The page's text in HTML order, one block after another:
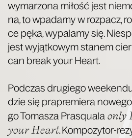
wyma­rzo­na miłość jest
na, to wpa­da­my w roz­pacz,
ce pęka, wypa­la­my się.
jest wyjąt­ko­wym sta­nem
can bre­ak your Heart.
Pod­czas dru­gie­go
dzie się pra­pre­mie­ra
go Toma­sza Pra­squ­ala only
your Heart. Kom­po­zy­tor-